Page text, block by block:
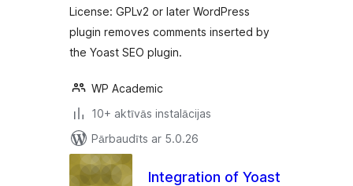
License: GPLv2 or later WordPress
plugin removes comments inserted by
the Yoast SEO plugin.
WP Academic
10+ aktīvās instalācijas
Pārbaudīts ar 5.0.26
Integration of Yoast